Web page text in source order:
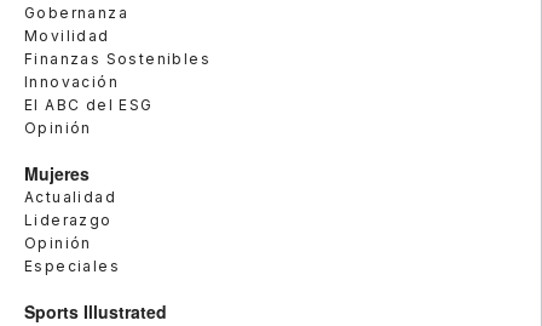
Gobernanza
Movilidad
Finanzas Sostenibles
Innovación
El ABC del ESG
Opinión
Mujeres
Actualidad
Liderazgo
Opinión
Especiales
Sports Illustrated